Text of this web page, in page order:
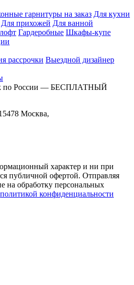
гарнитуры на заказ Для кухни
Для прихожей Для ванной
Гардеробные Шкафы-купе
рассрочки Выездной дизайнер
по России — БЕСПЛАТНЫЙ
Москва,
характер и ни при
публичной офертой. Отправляя
на обработку персональных
политикой конфиденциальности